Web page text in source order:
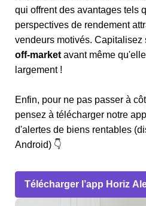
qui offrent des avantages tels
perspectives de rendement
vendeurs motivés. Capitalisez
off-market avant même
largement !
Enfin, pour ne pas passer à
pensez à télécharger notre
d'alertes de biens rentables
Android) 👇
Télécharger l’app Horiz